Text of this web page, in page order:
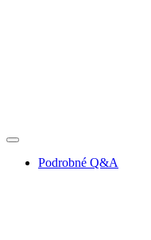
Podrobné Q&A